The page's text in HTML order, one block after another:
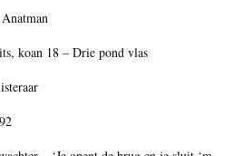
koan 18 – Drie pond vlas